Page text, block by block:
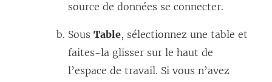
source de données se connecter.
Sous Table, sélectionnez une table et
faites-la glisser sur le haut de
l’espace de travail. Si vous n’avez